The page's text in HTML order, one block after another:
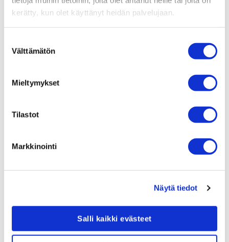
kerätty, kun olet käyttänyt heidän palvelujaan.
valinta
Välttämätön
Mieltymykset
Tilastot
Markkinointi
Näytä tiedot
Salli kaikki evästeet
Investoinnit ja kannustimet maksavat lopulta
Ben Selby, Spinnovan talous- ja varatoimitusjohtaja
Allan Andersen, Spinnovan myyntijohtaja